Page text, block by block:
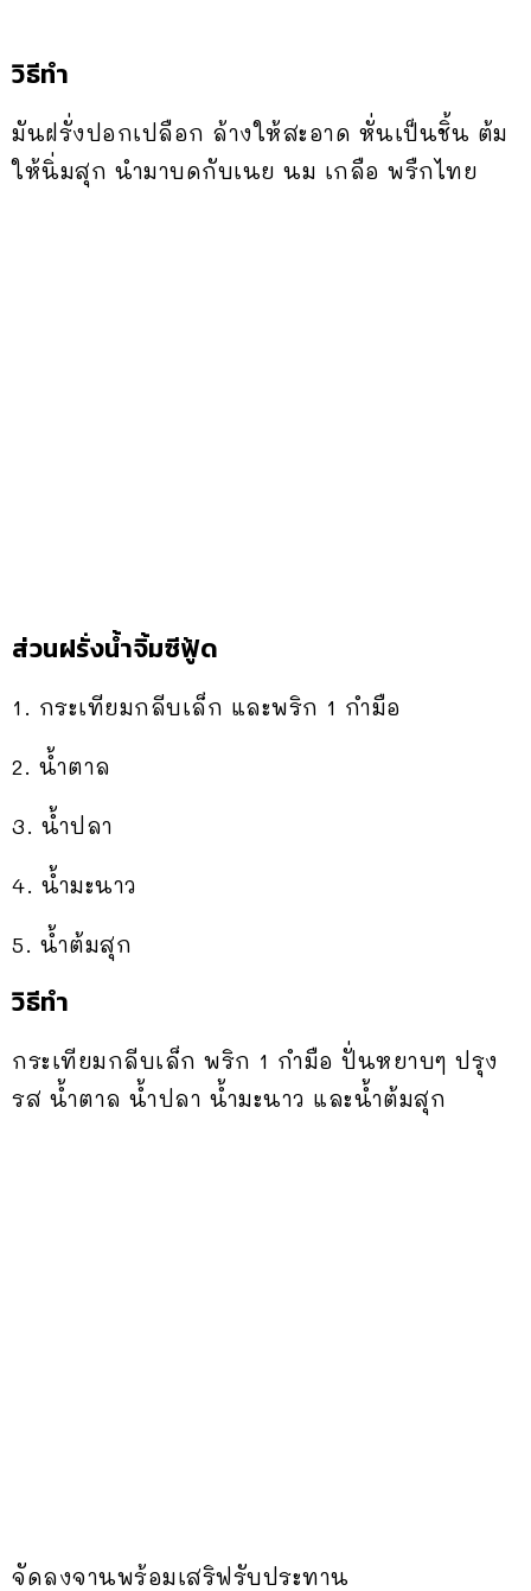
วิธีทำ
มันฝรั่งปอกเปลือก ล้างให้สะอาด หั่นเป็นชิ้น ต้ม
ให้นิ่มสุก นำมาบดกับเนย นม เกลือ พรืกไทย
ส่วนฝรั่งน้ำจิ้มซีฟู้ด
1. กระเทียมกลีบเล็ก และพริก 1 กำมือ
2. น้ำตาล
3. น้ำปลา
4. น้ำมะนาว
5. น้ำต้มสุก
วิธีทำ
กระเทียมกลีบเล็ก พริก 1 กำมือ ปั่นหยาบๆ ปรุง
รส น้ำตาล น้ำปลา น้ำมะนาว และน้ำต้มสุก
จัดลงจานพร้อมเสริฟรับประทาน